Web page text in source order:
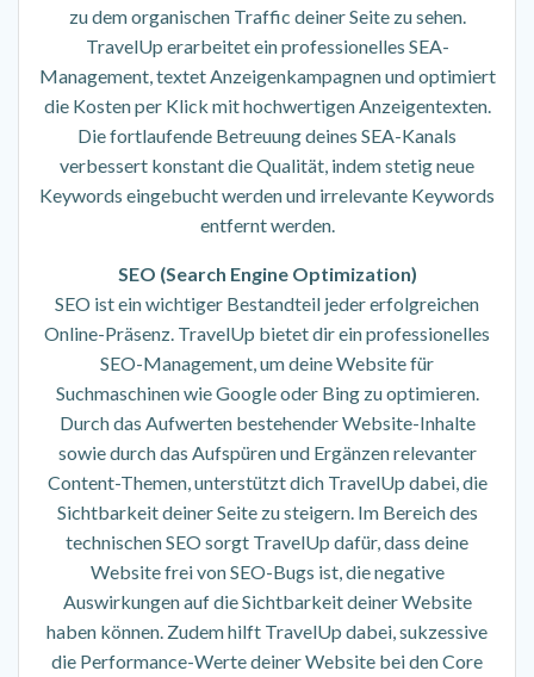
zu dem organischen Traffic deiner Seite zu sehen.
TravelUp erarbeitet ein professionelles SEA-
Management, textet Anzeigenkampagnen und optimiert
die Kosten per Klick mit hochwertigen Anzeigentexten.
Die fortlaufende Betreuung deines SEA-Kanals
verbessert konstant die Qualität, indem stetig neue
Keywords eingebucht werden und irrelevante Keywords
entfernt werden.
SEO (Search Engine Optimization)
SEO ist ein wichtiger Bestandteil jeder erfolgreichen
Online-Präsenz. TravelUp bietet dir ein professionelles
SEO-Management, um deine Website für
Suchmaschinen wie Google oder Bing zu optimieren.
Durch das Aufwerten bestehender Website-Inhalte
sowie durch das Aufspüren und Ergänzen relevanter
Content-Themen, unterstützt dich TravelUp dabei, die
Sichtbarkeit deiner Seite zu steigern. Im Bereich des
technischen SEO sorgt TravelUp dafür, dass deine
Website frei von SEO-Bugs ist, die negative
Auswirkungen auf die Sichtbarkeit deiner Website
haben können. Zudem hilft TravelUp dabei, sukzessive
die Performance-Werte deiner Website bei den Core